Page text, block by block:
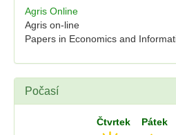
Agris Online
Agris on-line
Papers in Economics and
Počasí
Čtvrtek Pátek